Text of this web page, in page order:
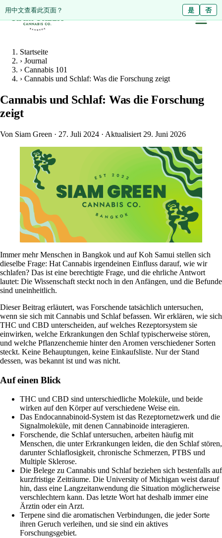
ดูหน้านี้เป็นภาษาไทย? ไม่ใช่
用中文查看此页面？ 是 否
Startseite
› Journal
› Cannabis 101
› Cannabis und Schlaf: Was die Forschung zeigt
Cannabis und Schlaf: Was die Forschung
zeigt
Von Siam Green · 27. Juli 2024 · Aktualisiert 29. Juni 2026
Immer mehr Menschen in Bangkok und auf Koh Samui stellen sich
dieselbe Frage: Hat Cannabis irgendeinen Einfluss darauf, wie wir
schlafen? Das ist eine berechtigte Frage, und die ehrliche Antwort
lautet: Die Wissenschaft steckt noch in den Anfängen, und die Befunde
sind uneinheitlich.
Dieser Beitrag erläutert, was Forschende tatsächlich untersuchen,
wenn sie sich mit Cannabis und Schlaf befassen. Wir erklären, wie sich
THC und CBD unterscheiden, auf welches Rezeptorsystem sie
einwirken, welche Erkrankungen den Schlaf typischerweise stören,
und welche Pflanzenchemie hinter den Aromen verschiedener Sorten
steckt. Keine Behauptungen, keine Einkaufsliste. Nur der Stand
dessen, was bekannt ist und was nicht.
Auf einen Blick
THC und CBD sind unterschiedliche Moleküle, und beide
wirken auf den Körper auf verschiedene Weise ein.
Das Endocannabinoid-System ist das Rezeptornetzwerk und die
Signalmoleküle, mit denen Cannabinoide interagieren.
Forschende, die Schlaf untersuchen, arbeiten häufig mit
Menschen, die unter Erkrankungen leiden, die den Schlaf stören,
darunter Schlaflosigkeit, chronische Schmerzen, PTBS und
Multiple Sklerose.
Die Belege zu Cannabis und Schlaf beziehen sich bestenfalls auf
kurzfristige Zeiträume. Die University of Michigan weist darauf
hin, dass eine Langzeitanwendung die Situation möglicherweise
verschlechtern kann. Das letzte Wort hat deshalb immer eine
Ärztin oder ein Arzt.
Terpene sind die aromatischen Verbindungen, die jeder Sorte
ihren Geruch verleihen, und sie sind ein aktives
Forschungsgebiet.